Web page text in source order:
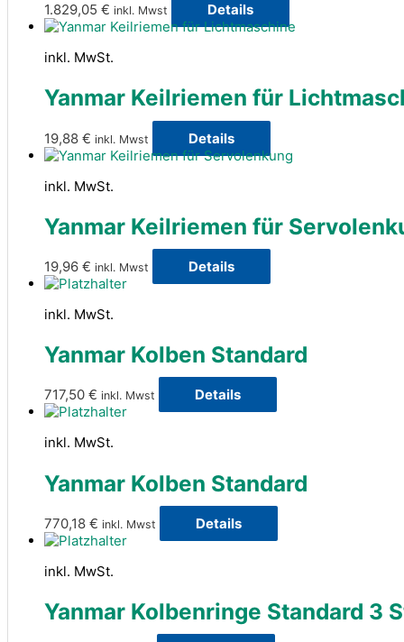
1.829,05 € inkl. Mwst Details
inkl. MwSt.
Yanmar Keilriemen für
19,88 € inkl. Mwst Details
inkl. MwSt.
Yanmar Keilriemen für
19,96 € inkl. Mwst Details
inkl. MwSt.
Yanmar Kolben Standard
717,50 € inkl. Mwst Details
inkl. MwSt.
Yanmar Kolben Standard
770,18 € inkl. Mwst Details
inkl. MwSt.
Yanmar Kolbenringe Standard 3